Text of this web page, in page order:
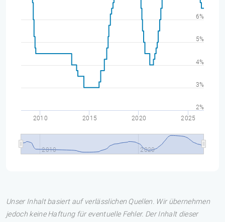
2010 2015 2020 2025
2010 2020
2%
3%
4%
5%
6%
Unser Inhalt basiert auf verlässlichen Quellen. Wir übernehmen
jedoch keine Haftung für eventuelle Fehler. Der Inhalt dieser